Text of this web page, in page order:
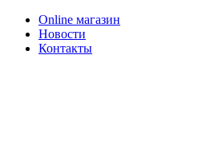
Online магазин
Новости
Контакты